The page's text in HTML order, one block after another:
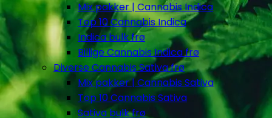
Mix pakker | Cannabis Indica
Top 10 Cannabis Indica
Indica bulk frø
Billige Cannabis Indica frø
Diverse Cannabis Sativa frø
Mix pakker | Cannabis Sativa
Top 10 Cannabis Sativa
Sativa bulk frø